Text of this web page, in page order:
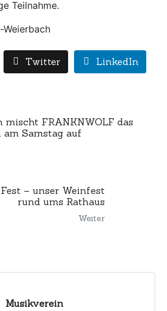
Teilnahme.
Weierbach
Twitter LinkedIn
FRANKNWOLF das
Samstag auf
– unser Weinfest
rund ums Rathaus
Weiter
Musikverein